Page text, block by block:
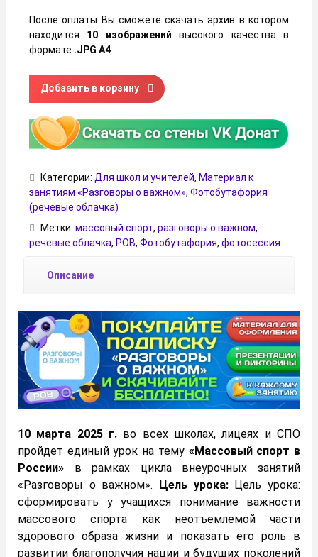
После оплаты Вы сможете скачать архив в котором
находится 10 изображенийвысокого качества в
формате .JPG А4
Количество товара Речевые облачка на тему
Добавить в корзину
Категории: Для школ и учителей, Материал к
занятиям «Разговоры о важном», Фотобутафория
(речевые облачка)
Метки: массовый спорт, разговоры о важном,
речевые облачка, РОВ, Фотобутафория, фотосессия
Описание
10 марта 2025 г. во всех школах, лицеях и СПО
пройдет единый урок на тему «Массовый спорт в
России» в рамках цикла внеурочных занятий
«Разговоры о важном». Цель урока:Цель урока:
сформировать у учащихся понимание важности
массового спорта как неотъемлемой части
здорового образа жизни и показать его роль в
развитии благополучия нации и будущих поколений